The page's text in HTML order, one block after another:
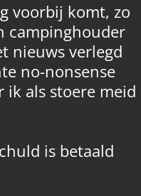
voorbij komt, zo
campinghouder
nieuws verlegd
no-nonsense
als stoere meid
is betaald